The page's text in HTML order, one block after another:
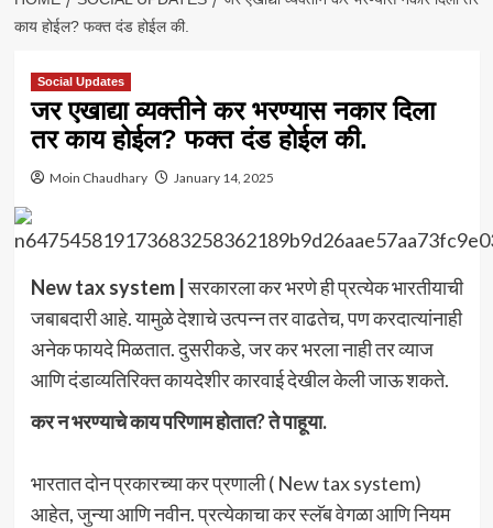
काय होईल? फक्त दंड होईल की.
Social Updates
जर एखाद्या व्यक्तीने कर भरण्यास नकार दिला
तर काय होईल? फक्त दंड होईल की.
Moin Chaudhary January 14, 2025
New tax system | सरकारला कर भरणे ही प्रत्येक भारतीयाची
जबाबदारी आहे. यामुळे देशाचे उत्पन्न तर वाढतेच, पण करदात्यांनाही
अनेक फायदे मिळतात. दुसरीकडे, जर कर भरला नाही तर व्याज
आणि दंडाव्यतिरिक्त कायदेशीर कारवाई देखील केली जाऊ शकते.
कर न भरण्याचे काय परिणाम होतात? ते पाहूया.
भारतात दोन प्रकारच्या कर प्रणाली ( New tax system)
आहेत, जुन्या आणि नवीन. प्रत्येकाचा कर स्लॅब वेगळा आणि नियम